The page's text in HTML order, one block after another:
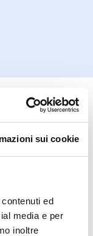
sui cookie
ed
media e per
inoltre